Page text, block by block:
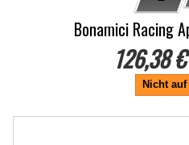
Bonamici Racing
126,38 €
Nicht